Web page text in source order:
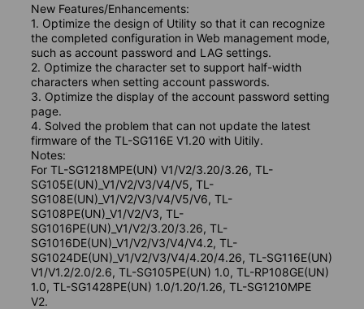
New Features/Enhancements:
1. Optimize the design of Utility so that it can recognize
the completed configuration in Web management mode,
such as account password and LAG settings.
2. Optimize the character set to support half-width
characters when setting account passwords.
3. Optimize the display of the account password setting
page.
4. Solved the problem that can not update the latest
firmware of the TL-SG116E V1.20 with Uitily.
Notes:
For TL-SG1218MPE(UN) V1/V2/3.20/3.26, TL-
SG105E(UN)_V1/V2/V3/V4/V5, TL-
SG108E(UN)_V1/V2/V3/V4/V5/V6, TL-
SG108PE(UN)_V1/V2/V3, TL-
SG1016PE(UN)_V1/V2/3.20/3.26, TL-
SG1016DE(UN)_V1/V2/V3/V4/V4.2, TL-
SG1024DE(UN)_V1/V2/V3/V4/4.20/4.26, TL-SG116E(UN)
V1/V1.2/2.0/2.6, TL-SG105PE(UN) 1.0, TL-RP108GE(UN)
1.0, TL-SG1428PE(UN) 1.0/1.20/1.26, TL-SG1210MPE
V2.